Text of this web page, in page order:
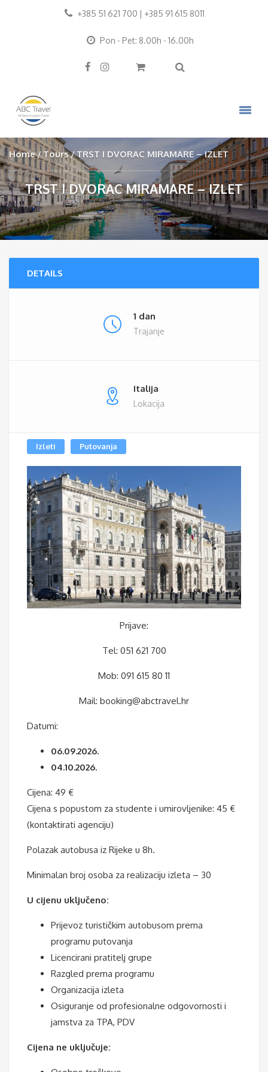
+385 51 621 700 | +385 91 615 8011
Pon - Pet: 8.00h - 16.00h
Home Tours TRST I DVORAC MIRAMARE – IZLET
TRST I DVORAC MIRAMARE – IZLET
DETAILS
1 dan
Trajanje
Italija
Lokacija
Izleti Putovanja
Prijave:
Tel: 051 621 700
Mob: 091 615 80 11
Mail: booking@abctravel.hr
Datumi:
06.09.2026.
04.10.2026.
Cijena: 49 €
Cijena s popustom za studente i umirovljenike: 45 €
(kontaktirati agenciju)
Polazak autobusa iz Rijeke u 8h.
Minimalan broj osoba za realizaciju izleta – 30
U cijenu uključeno:
Prijevoz turističkim autobusom prema
programu putovanja
Licencirani pratitelj grupe
Razgled prema programu
Organizacija izleta
Osiguranje od profesionalne odgovornosti i
jamstva za TPA, PDV
Cijena ne uključuje: